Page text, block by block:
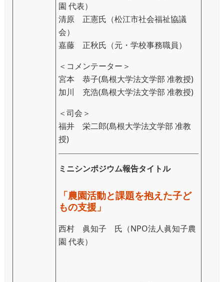
園 代表）
清原 正憲氏（松江市社会福祉協議
会）
嘉藤 正秋氏（元・学校事務職員）
＜コメンテーター＞
宮本 恭子(島根大学法文学部 准教授)
加川 充浩(島根大学法文学部 准教授)
＜司会＞
福井 栄二郎(島根大学法文学部 准教
授)
ミニシンポジウム報告タイトル
「農園活動と課題を抱えた子ど
もの支援」
西村 眞知子 氏（NPO法人眞知子農
園 代表）